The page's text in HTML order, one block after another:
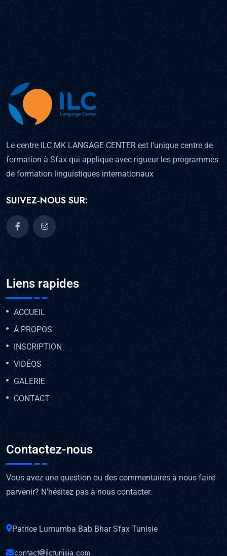
Le centre ILC MK LANGAGE CENTER est l’unique centre de
formation à Sfax qui applique avec rigueur les programmes
de formation linguistiques internationaux
SUIVEZ-NOUS SUR:
Liens rapides
ACCUEIL
À PROPOS
INSCRIPTION
VIDÉOS
GALERIE
CONTACT
Contactez-nous
Vous avez une question ou des commentaires à nous faire
parvenir? N’hésitez pas à nous contacter.
Patrice Lumumba Bab Bhar Sfax Tunisie
contact@ilctunisia.com